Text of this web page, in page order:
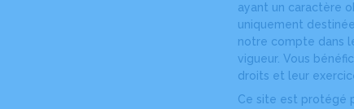
ayant un caractère
uniquement
notre compte dans
vigueur. Vous
droits et leur
Ce site est protégé